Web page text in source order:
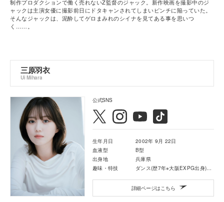
制作プロダクションで働く売れないZ監督のジャック。新作映画を撮影中のジ
ャックは主演女優に撮影前日にドタキャンされてしまいピンチに陥っていた。
そんなジャックは、泥酔してゲロまみれのシイナを見てある事を思いつ
く……。
三原羽衣
Ui Mihara
公式SNS
生年月日
2002年 9月 22日
血液型
B型
出身地
兵庫県
趣味・特技
ダンス(歴7年※大阪EXPG出身)・カラオケ
詳細ページはこちら